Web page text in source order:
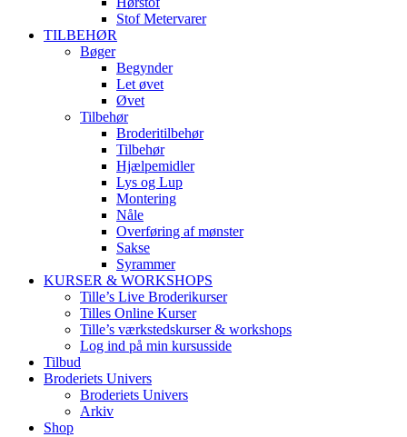
Stof Metervarer
TILBEHØR
Bøger
Begynder
Let øvet
Øvet
Tilbehør
Broderitilbehør
Tilbehør
Hjælpemidler
Lys og Lup
Montering
Nåle
Overføring af mønster
Sakse
Syrammer
KURSER & WORKSHOPS
Tille’s Live Broderikurser
Tilles Online Kurser
Tille’s værkstedskurser & workshops
Log ind på min kursusside
Tilbud
Broderiets Univers
Broderiets Univers
Arkiv
Shop